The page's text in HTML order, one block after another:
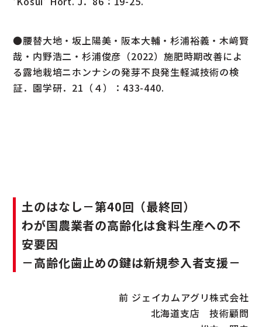
●腰替大地・坂上陽美・阪本大輔・杉浦裕義・木﨑賢
哉・内野浩二・杉浦俊彦（2022）施肥時期改善によ
る露地栽培ニホンナシの発芽不良発生軽減技術の検
証．園学研．21（４）：433-440.
土のはなし－第40回（最終回）
わが国農業者の高齢化は食料生産への不
安要因
－高齢化歯止めの鍵は新規参入者支援－
前 ジェイカムアグリ株式会社
北海道支店 技術顧問